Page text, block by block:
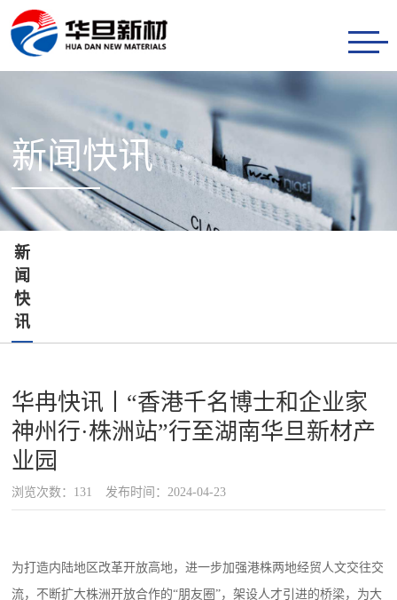
首
页
产
服
务
发
创
新
闻
关
新闻快讯
新
闻
快
讯
华冉快讯丨“香港千名博士和企业家
神州行·株洲站”行至湖南华旦新材产
业园
浏览次数：131 发布时间：2024-04-23
为打造内陆地区改革开放高地，进一步加强港株两地经贸人文交往交
流，不断扩大株洲开放合作的“朋友圈”，架设人才引进的桥梁，为大